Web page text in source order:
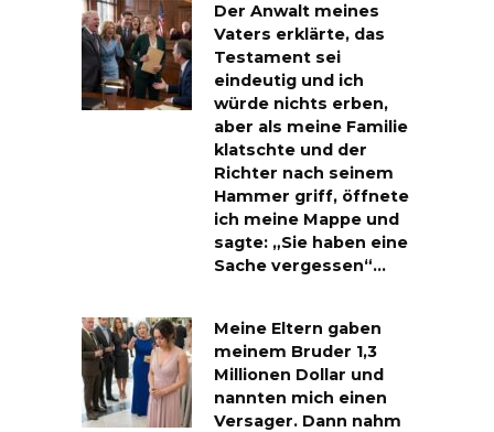
Der Anwalt meines
Vaters erklärte, das
Testament sei
eindeutig und ich
würde nichts erben,
aber als meine Familie
klatschte und der
Richter nach seinem
Hammer griff, öffnete
ich meine Mappe und
sagte: „Sie haben eine
Sache vergessen“…
Meine Eltern gaben
meinem Bruder 1,3
Millionen Dollar und
nannten mich einen
Versager. Dann nahm